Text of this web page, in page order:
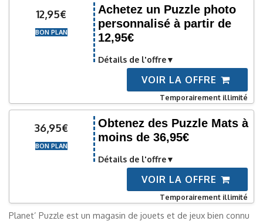
12,95€
BON PLAN
Achetez un Puzzle photo
personnalisé à partir de
12,95€
Détails de l'offre
VOIR LA OFFRE
Temporairement illimité
36,95€
BON PLAN
Obtenez des Puzzle Mats à
moins de 36,95€
Détails de l'offre
VOIR LA OFFRE
Temporairement illimité
Planet’ Puzzle est un magasin de jouets et de jeux bien connu